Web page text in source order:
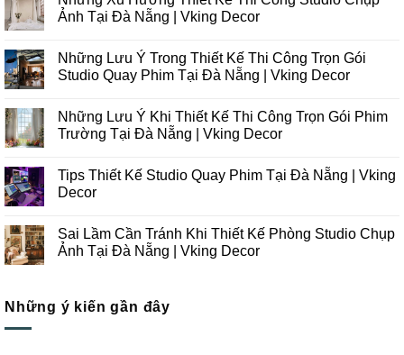
Ảnh Tại Đà Nẵng | Vking Decor
bình
luận
ở
Hướng
Thiết
Kế
Studio
Chụp
Ảnh
Nẵng
Vking
Những Lưu Ý Trong Thiết Kế Thi Công Trọn Gói
Studio Quay Phim Tại Đà Nẵng | Vking Decor
bình
luận
ở
Ý
Trong
Thiết
Công
Trọn
Gói
Tại
Đà
Những Lưu Ý Khi Thiết Kế Thi Công Trọn Gói Phim
Trường Tại Đà Nẵng | Vking Decor
bình
luận
ở
Ý
Khi
Thiết
Trọn
Gói
Tips Thiết Kế Studio Quay Phim Tại Đà Nẵng | Vking
Decor
bình
luận
ở
Studio
Quay
Sai Lầm Cần Tránh Khi Thiết Kế Phòng Studio Chụp
Ảnh Tại Đà Nẵng | Vking Decor
luận
ở
Những ý kiến gần đây